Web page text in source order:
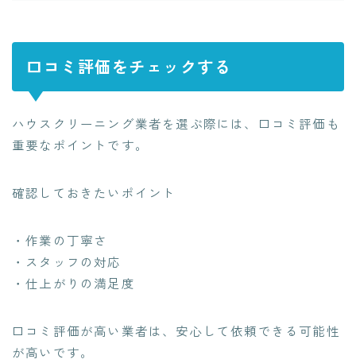
口コミ評価をチェックする
ハウスクリーニング業者を選ぶ際には、口コミ評価も
重要なポイントです。
確認しておきたいポイント
・作業の丁寧さ
・スタッフの対応
・仕上がりの満足度
口コミ評価が高い業者は、安心して依頼できる可能性
が高いです。